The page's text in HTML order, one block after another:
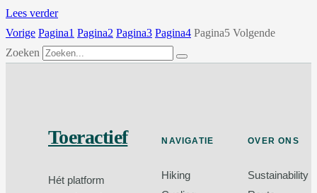
Lees verder
Vorige Pagina1 Pagina2 Pagina3 Pagina4 Pagina5 Volgende
Zoeken
Toeractief
Hét platform
NAVIGATIE
Hiking
OVER ONS
Sustainability